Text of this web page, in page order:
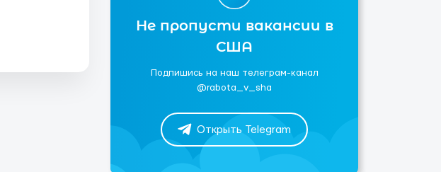
Не пропусти вакансии в
США
Подпишись на наш телеграм-канал
@rabota_v_sha
Открыть Telegram